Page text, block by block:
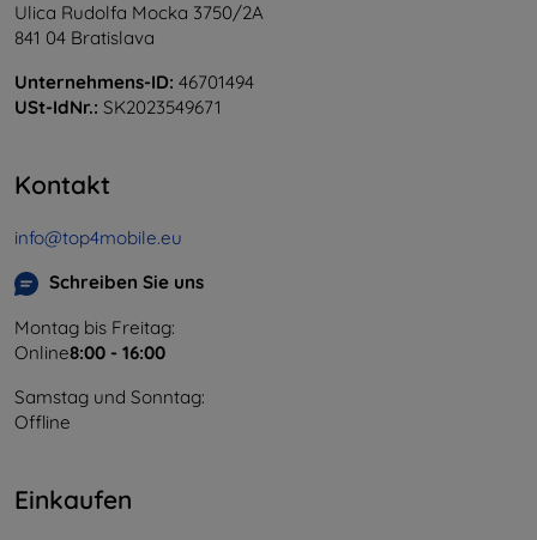
Ulica Rudolfa Mocka 3750/2A
841 04 Bratislava
Unternehmens-ID: 46701494
USt-IdNr.: SK2023549671
Kontakt
info@top4mobile.eu
Schreiben Sie uns
Montag bis Freitag:
Online8:00 - 16:00
Samstag und Sonntag:
Offline
Einkaufen